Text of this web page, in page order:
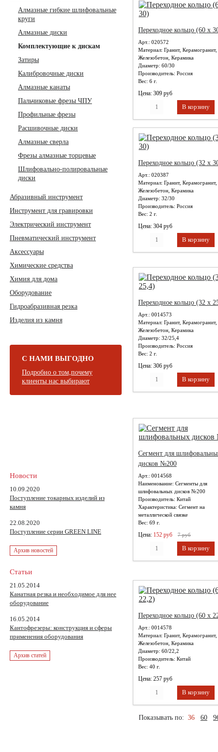
Переходное кольцо (60 x
Арт.: 020572
Материал: Гранит,
Железобетон, Керамика
Диаметр: 60/30
Производитель: Россия
Вес: 6 г.
Цена: 309 руб
Переходное кольцо (32 x
Арт.: 020387
Материал: Гранит,
Железобетон, Керамика
Диаметр: 32/30
Производитель: Россия
Вес: 2 г.
Цена: 304 руб
Переходное кольцо (32 х
Арт.: 0014573
Материал: Гранит,
Железобетон, Керамика
Диаметр: 32/25,4
Производитель: Россия
Вес: 2 г.
Цена: 306 руб
Сегмент для
дисков №200
Арт.: 0014568
Наименование: Сегменты для
шлифовальных дисков №200
Производитель: Китай
Характеристика: Сегмент на
металлической связке
Вес: 69 г.
Цена: 152 руб 7 руб
Переходное кольцо (60 х
Арт.: 0014578
Материал: Гранит,
Железобетон, Керамика
Диаметр: 60/22,2
Производитель: Китай
Вес: 40 г.
Цена: 257 руб
Показывать по: 36 60
Алмазные гибкие шлифовальные
круги
Алмазные диски
Комплектующие к дискам
Затиры
Калибровочные диски
Алмазные канаты
Пальчиковые фрезы ЧПУ
Профильные фрезы
Расшивочные диски
Алмазные сверла
Фрезы алмазные торцевые
Шлифовально-полировальные
диски
Абразивный инструмент
Инструмент для гравировки
Электрический инструмент
Пневматический инструмент
Аксессуары
Химические средства
Химия для дома
Оборудование
Гидроабразивная резка
Изделия из камня
С НАМИ ВЫГОДНО
Подробно о том,почему
клиенты нас выбирают
Новости
10.09.2020
Поступление токарных изделий из
камня
22.08.2020
Поступление серии GREEN LINE
Архив новостей
Статьи
21.05.2014
Канатная резка и необходимое для нее
оборудование
16.05.2014
Кантофрезеры: конструкция и сферы
применения оборудования
Архив статей